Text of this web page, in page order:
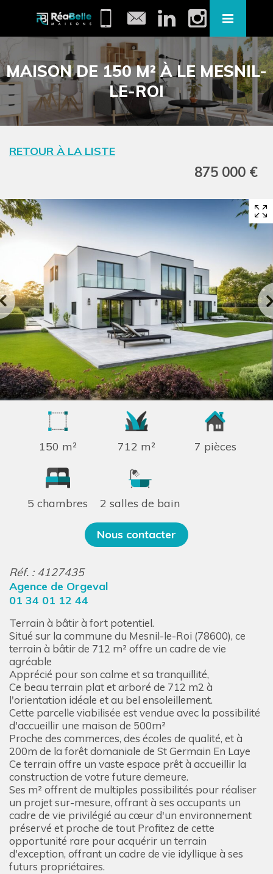
MAISON DE 150 M² À LE MESNIL-
LE-ROI
RETOUR À LA LISTE
875 000 €
150 m² 712 m² 7 pièces
5 chambres 2 salles de bain
Nous contacter
Réf. : 4127435
Agence de Orgeval
01 34 01 12 44
Terrain à bâtir à fort potentiel.
Situé sur la commune du Mesnil-le-Roi (78600), ce
terrain à bâtir de 712 m² offre un cadre de vie
agréable
Apprécié pour son calme et sa tranquillité,
Ce beau terrain plat et arboré de 712 m2 à
l'orientation idéale et au bel ensoleillement.
Cette parcelle viabilisée est vendue avec la possibilité
d'accueillir une maison de 500m²
Proche des commerces, des écoles de qualité, et à
200m de la forêt domaniale de St Germain En Laye
Ce terrain offre un vaste espace prêt à accueillir la
construction de votre future demeure.
Ses m² offrent de multiples possibilités pour réaliser
un projet sur-mesure, offrant à ses occupants un
cadre de vie privilégié au cœur d'un environnement
préservé et proche de tout Profitez de cette
opportunité rare pour acquérir un terrain
d'exception, offrant un cadre de vie idyllique à ses
futurs propriétaires.